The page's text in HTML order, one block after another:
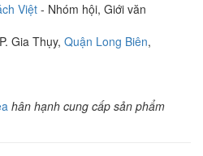
Việt- Nhóm hội, Giới văn
Gia Thụy, Quận Long Biên,
hân hạnh cung cấp sản phẩm